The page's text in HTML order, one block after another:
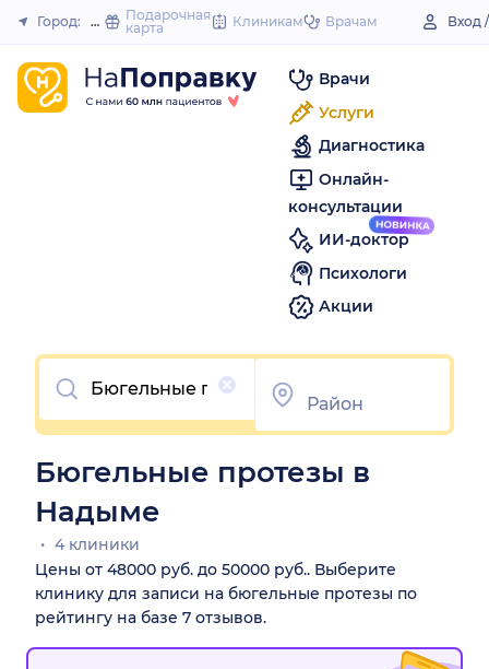
to
Закрыть
Город: НадымПодарочная
карта
Клиникам Врачам Вход
Врачи
Услуги
Диагностика
Онлайн-
консультации
ИИ-доктор
Психологи
Акции
Очистить
Бюгельные протезы в
Надыме
4 клиники
Цены от 48000 руб. до 50000 руб.. Выберите
клинику для записи на бюгельные протезы по
рейтингу на базе 7 отзывов.